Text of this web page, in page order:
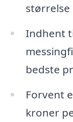
størrelse
Indhent
bedste
Forvent
kroner